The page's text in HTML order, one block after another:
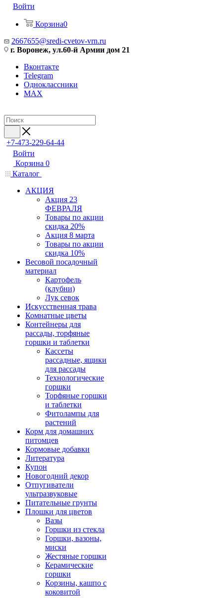
Войти
Корзина0
2667655@sredi-cvetov-vrn.ru
г. Воронеж, ул.60-й Армии дом 21
Вконтакте
Telegram
Одноклассники
MAX
+7-473-229-64-44
Войти
Корзина 0
Каталог
АКЦИЯ
Акция 23
ФЕВРАЛЯ
Товары по акции
скидка 20%
Акция 8 марта
Товары по акции
скидка 10%
Весовой посадочный
материал
Картофель
(клубни)
Лук севок
Искусственная трава
Комнатные цветы
Контейнеры для
рассады, торфяные
горшки и таблетки
Кассеты
рассадные, ящики
для рассады
Технологические
горшки
Торфяные горшки
и таблетки
Фитолампы для
растений
Корм для домашних
питомцев
Кормовые добавки
Литература
Купон
Новогодний декор
Отпугиватели
ультразвуковые
Питательные грунты
Плошки для цветов
Вазы
Горшки из стекла
Горшки, вазоны,
миски
Жестяные горшки
Керамические
горшки
Корзины, кашпо с
коковитой